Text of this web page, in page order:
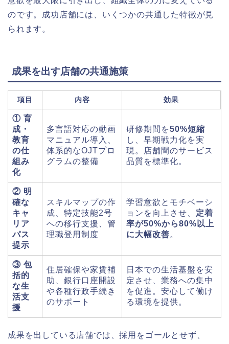
のです。成功店舗には、いくつかの共通した特徴が見
られます。
成果を出す店舗の共通施策
項目 内容 効果
① 育
成・
教育
の仕
組み
化
多言語対応の動画
マニュアル導入、
体系的なOJTプロ
グラムの整備
研修期間を50%短縮
し、早期戦力化を実
現。店舗間のサービス
品質を標準化。
② 明
確な
キャ
リア
パス
提示
スキルマップの作
成、特定技能2号
への移行支援、管
理職登用制度
学習意欲とモチベーシ
ョンを向上させ、 定着
率が50%から80%以上
に大幅改善。
③ 包
括的
な生
活支
援
住居確保や家賃補
助、銀行口座開設
や各種行政手続き
のサポート
日本での生活基盤を安
定させ、業務への集中
を促進。安心して働け
る環境を提供。
成果を出している店舗では、採用をゴールとせず、